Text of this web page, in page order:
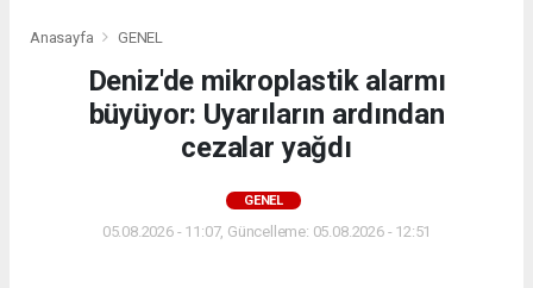
Anasayfa GENEL
Deniz'de mikroplastik alarmı
büyüyor: Uyarıların ardından
cezalar yağdı
GENEL
05.08.2026 - 11:07, Güncelleme: 05.08.2026 - 12:51